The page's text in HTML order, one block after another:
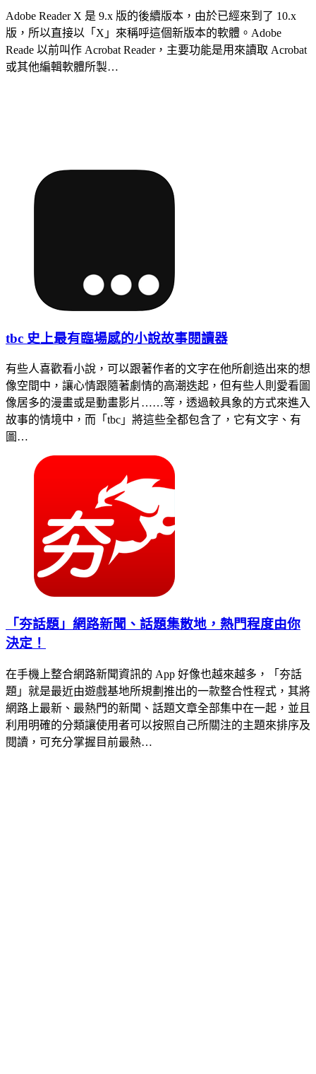
Adobe Reader X 是 9.x 版的後續版本，由於已經來到了 10.x
版，所以直接以「X」來稱呼這個新版本的軟體。Adobe
Reade 以前叫作 Acrobat Reader，主要功能是用來讀取 Acrobat
或其他編輯軟體所製…
tbc 史上最有臨場感的小說故事閱讀器
有些人喜歡看小說，可以跟著作者的文字在他所創造出來的想
像空間中，讓心情跟隨著劇情的高潮迭起，但有些人則愛看圖
像居多的漫畫或是動畫影片……等，透過較具象的方式來進入
故事的情境中，而「tbc」將這些全都包含了，它有文字、有
圖…
「夯話題」網路新聞、話題集散地，熱門程度由你
決定！
在手機上整合網路新聞資訊的 App 好像也越來越多，「夯話
題」就是最近由遊戲基地所規劃推出的一款整合性程式，其將
網路上最新、最熱門的新聞、話題文章全部集中在一起，並且
利用明確的分類讓使用者可以按照自己所關注的主題來排序及
閱讀，可充分掌握目前最熱…